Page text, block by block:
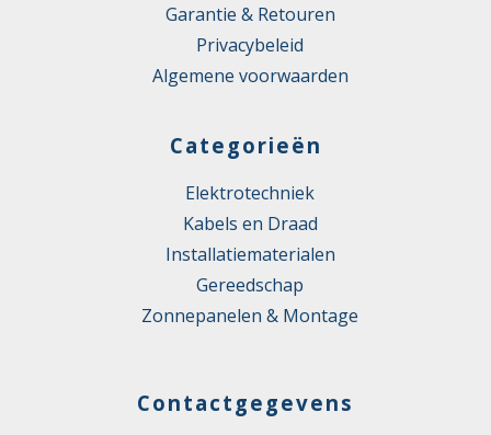
Garantie & Retouren
Privacybeleid
Algemene voorwaarden
Categorieën
Elektrotechniek
Kabels en Draad
Installatiematerialen
Gereedschap
Zonnepanelen & Montage
Contactgegevens